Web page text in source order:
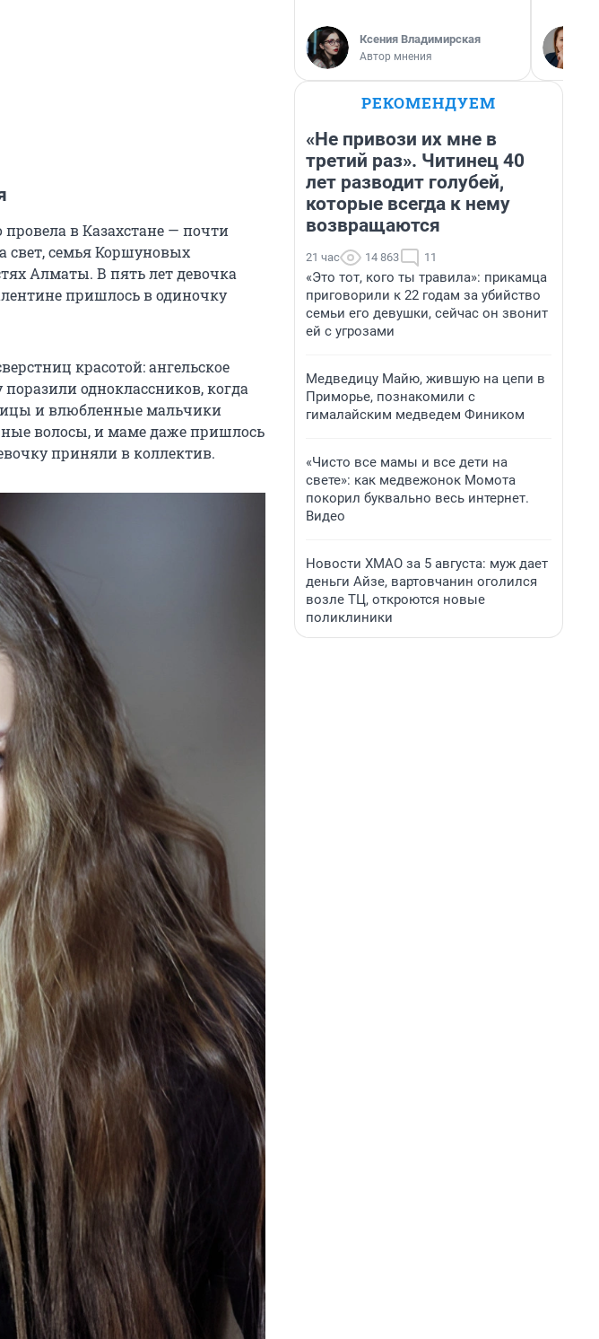
провела в Казахстане — почти
свет, семья Коршуновых
Алматы. В пять лет девочка
пришлось в одиночку
красотой: ангельское
одноклассников, когда
и влюбленные мальчики
волосы, и маме даже пришлось
приняли в коллектив.
Ксения Владимирская
Автор мнения
РЕКОМЕНДУЕМ
«Не привози их мне в
третий раз». Читинец 40
лет разводит голубей,
которые всегда к нему
возвращаются
21 час 14 863 11
«Это тот, кого ты травила»: прикамца
приговорили к 22 годам за убийство
семьи его девушки, сейчас он звонит
ей с угрозами
Медведицу Майю, жившую на цепи в
Приморье, познакомили с
гималайским медведем Фиником
«Чисто все мамы и все дети на
свете»: как медвежонок Момота
покорил буквально весь интернет.
Видео
Новости ХМАО за 5 августа: муж дает
деньги Айзе, вартовчанин оголился
возле ТЦ, откроются новые
поликлиники